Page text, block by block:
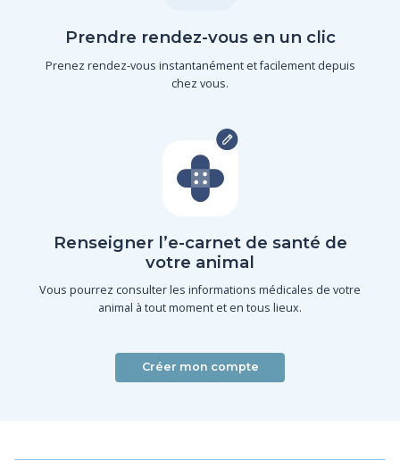
Prendre rendez-vous en un clic
Prenez rendez-vous instantanément et facilement depuis
chez vous.
Renseigner l’e-carnet de santé de
votre animal
Vous pourrez consulter les informations médicales de votre
animal à tout moment et en tous lieux.
Créer mon compte